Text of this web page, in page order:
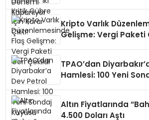
Kripto Varlık
Gelişme: Vergi Paketi
TPAO’dan
Hamlesi: 100 Yeni
Altın Fiyatlarında
4.500 Doları Aştı